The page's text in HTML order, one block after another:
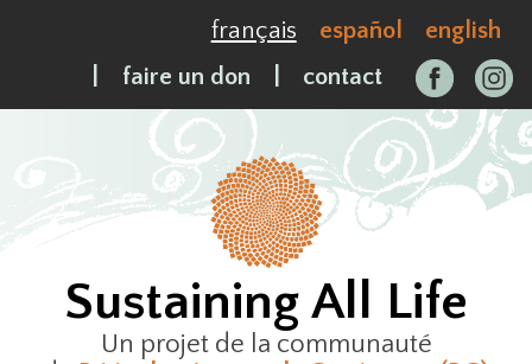
français español
english
faire un don contact
Sustaining All Life
Un projet de la communauté